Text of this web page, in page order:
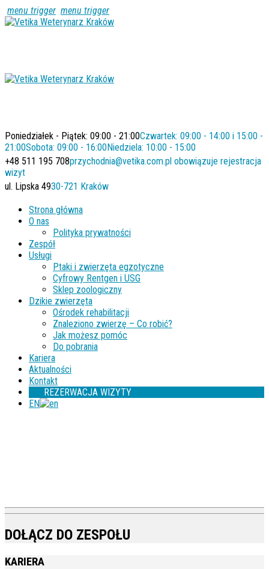
menu trigger menu trigger
Poniedziałek - Piątek: 09:00 - 21:00Czwartek: 09:00 - 14:00 i 15:00 -
21:00Sobota: 09:00 - 16:00Niedziela: 10:00 - 15:00
+48 511 195 708przychodnia@vetika.com.pl obowiązuje rejestracja
wizyt
ul. Lipska 4930-721 Kraków
Strona główna
O nas
Polityka prywatności
Zespół
Usługi
Ptaki i zwierzęta egzotyczne
Cyfrowy Rentgen i USG
Sklep zoologiczny
Dzikie zwierzęta
Ośrodek rehabilitacji
Znaleziono zwierzę – Co robić?
Jak możesz pomóc
Do pobrania
Kariera
Aktualności
Kontakt
REZERWACJA WIZYTY
EN
DOŁĄCZ DO ZESPOŁU
KARIERA